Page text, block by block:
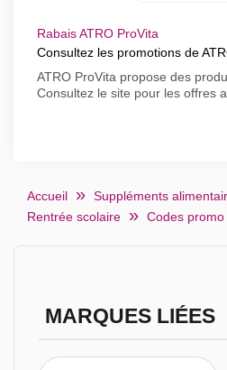
Rabais ATRO ProVita
Consultez les promotions de
ATRO ProVita propose des
Consultez le site pour les offres
Accueil Suppléments
Rentrée scolaire
Codes promo
MARQUES LIÉES